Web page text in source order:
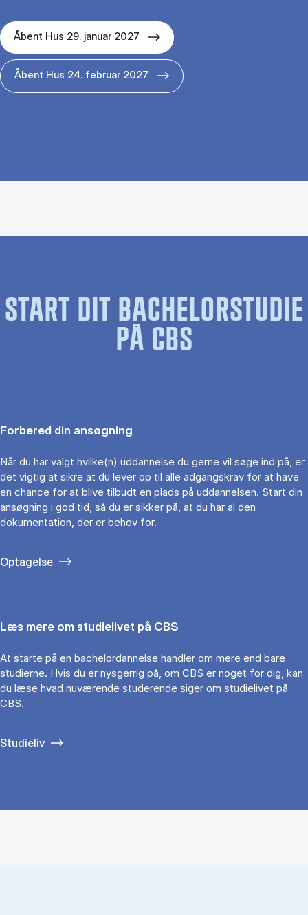
Åbent Hus 29. januar 2027
Åbent Hus 24. februar 2027
START DIT BACHELORSTUDIE
PÅ CBS
Forbered din ansøgning
Når du har valgt hvilke(n) uddannelse du gerne vil søge ind på, er
det vigtig at sikre at du lever op til alle adgangskrav for at have
en chance for at blive tilbudt en plads på uddannelsen. Start din
ansøgning i god tid, så du er sikker på, at du har al den
dokumentation, der er behov for.
Optagelse
Læs mere om studielivet på CBS
At starte på en bachelordannelse handler om mere end bare
studierne. Hvis du er nysgerrig på, om CBS er noget for dig, kan
du læse hvad nuværende studerende siger om studielivet på
CBS.
Studieliv